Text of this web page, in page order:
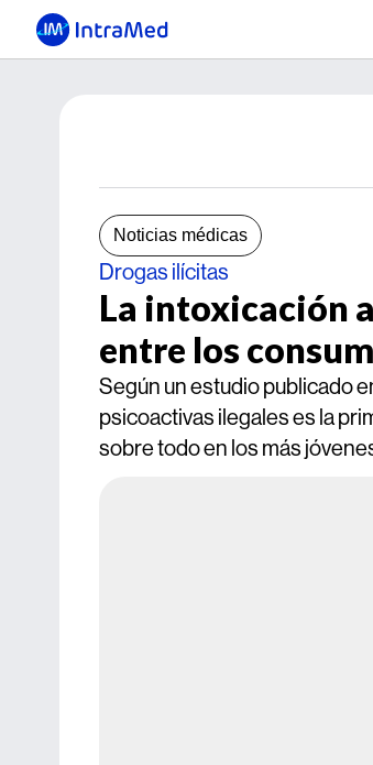
Noticias médicas
Drogas ilícitas
La intoxicación
entre los
Según un estudio publicado
psicoactivas ilegales es la
sobre todo en los más